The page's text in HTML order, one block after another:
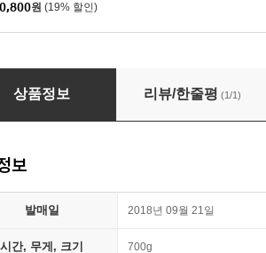
원 (19% 할인)
와이프 (tvN 수목드라마) OST
상품정보 리뷰/한줄평 (1/1)
보
발매일 2018년 09월 21일
시간, 무게, 크기 700g